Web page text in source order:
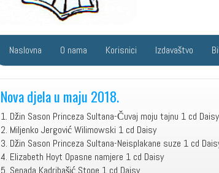
Naslovna O nama Korisnici Izdavaštvo
Nova djela u maju 2018.
1. Džin Sason Princeza Sultana-Čuvaj moju tajnu 1 cd Daisy
2. Miljenko Jergović Wilimowski 1 cd Daisy
3. Džin Sason Princeza Sultana-Neisplakane suze 1 cd
4. Elizabeth Hoyt Opasne namjere 1 cd Daisy
5. Senada Kadribašić Stope 1 cd Daisy